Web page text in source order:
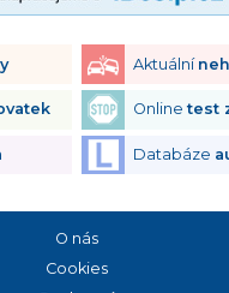
Aktuální
Onlinetest
Databáze
O nás
Cookies